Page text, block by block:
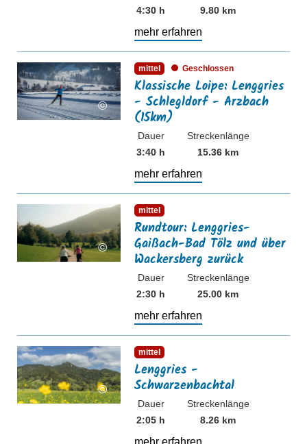
4:30 h
9.80 km
mehr erfahren
©
mittel Geschlossen
Klassische Loipe: Lenggries
- Schlegldorf - Arzbach
(15km)
Dauer
3:40 h
Streckenlänge
15.36 km
mehr erfahren
mehr erfahren
©
mittel
Rundtour: Lenggries-
Gaißach-Bad Tölz und über
Wackersberg zurück
Dauer
2:30 h
Streckenlänge
25.00 km
mehr erfahren
mehr erfahren
©
mittel
Lenggries -
Schwarzenbachtal
Dauer
2:05 h
Streckenlänge
8.26 km
mehr erfahren
mehr erfahren